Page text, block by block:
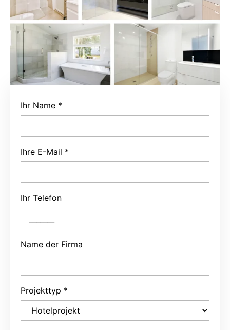
Ihr Name *
Ihre E-Mail *
Ihr Telefon
Name der Firma
Projekttyp *